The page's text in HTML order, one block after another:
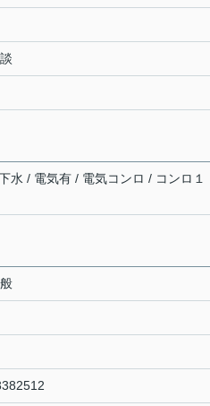
水 / 電気有 / 電気コンロ / コンロ１